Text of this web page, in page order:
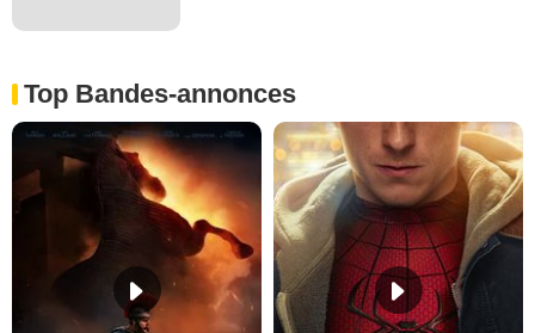
Top Bandes-annonces